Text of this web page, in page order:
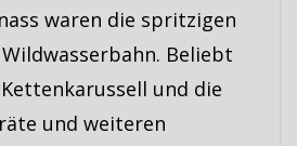
waren die spritzigen
Beliebt
und die
und weiteren